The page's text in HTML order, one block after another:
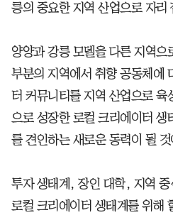
릉의 중요한 지역 산업으로 자리
양양과 강릉 모델을 다른 지역으
부분의 지역에서 취향 공동체에
터 커뮤니티를 지역 산업으로 육
으로 성장한 로컬 크리에이터 생
를 견인하는 새로운 동력이 될 것
투자 생태계, 장인 대학, 지역 중
로컬 크리에이터 생태계를 위해